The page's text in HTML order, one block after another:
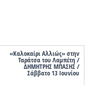
«Καλοκαίρι Αλλιώς» στην
Ταράτσα του Λαμπέτη /
ΔΗΜΗΤΡΗΣ ΜΠΑΣΗΣ /
Σάββατο 13 Ιουνίου